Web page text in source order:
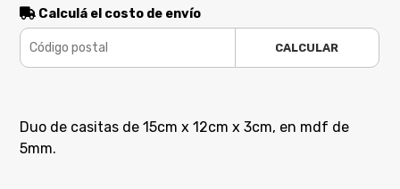
Calculá el costo de envío
CALCULAR
Duo de casitas de 15cm x 12cm x 3cm, en mdf de
5mm.